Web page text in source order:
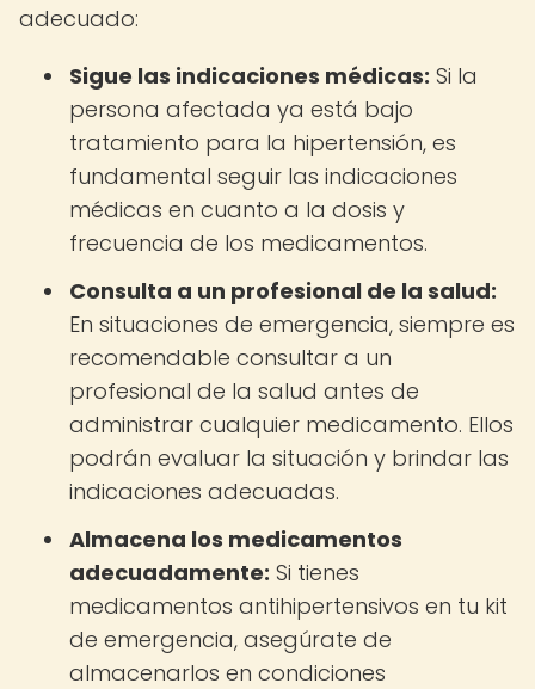
adecuado:
Sigue las indicaciones médicas: Si la
persona afectada ya está bajo
tratamiento para la hipertensión, es
fundamental seguir las indicaciones
médicas en cuanto a la dosis y
frecuencia de los medicamentos.
Consulta a un profesional de la salud:
En situaciones de emergencia, siempre es
recomendable consultar a un
profesional de la salud antes de
administrar cualquier medicamento. Ellos
podrán evaluar la situación y brindar las
indicaciones adecuadas.
Almacena los medicamentos
adecuadamente: Si tienes
medicamentos antihipertensivos en tu kit
de emergencia, asegúrate de
almacenarlos en condiciones